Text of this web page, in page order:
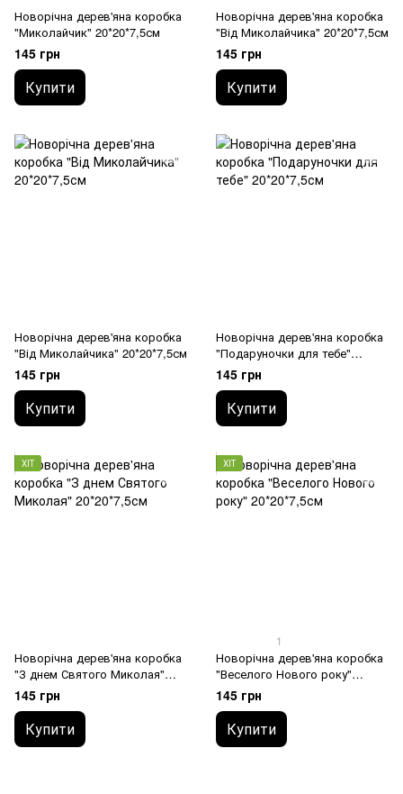
Новорічна дерев'яна коробка
"Миколайчик" 20*20*7,5см
145 грн
Купити
Новорічна дерев'яна коробка
"Від Миколайчика" 20*20*7,5см
145 грн
Купити
Новорічна дерев'яна коробка
"Від Миколайчика" 20*20*7,5см
145 грн
Купити
Новорічна дерев'яна коробка
"Подаруночки для тебе"
20*20*7,5см
145 грн
Купити
ХІТ
Новорічна дерев'яна коробка
"З днем Святого Миколая"
20*20*7,5см
145 грн
Купити
ХІТ
1
Новорічна дерев'яна коробка
"Веселого Нового року"
20*20*7,5см
145 грн
Купити